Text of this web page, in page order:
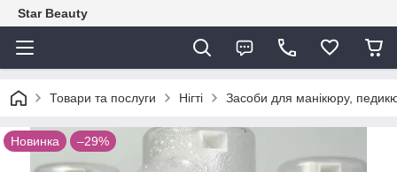
Star Beauty
Товари та послуги Нігті Засоби для манікюру,
Новинка –29%